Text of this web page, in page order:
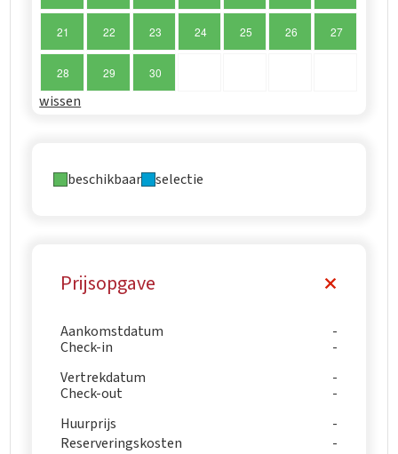
21 22 23 24 25 26 27
28 29 30
wissen
beschikbaar selectie
Prijsopgave
Aankomstdatum
Check-in
Vertrekdatum
Check-out
Huurprijs
Reserveringskosten